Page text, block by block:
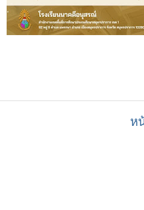
ห